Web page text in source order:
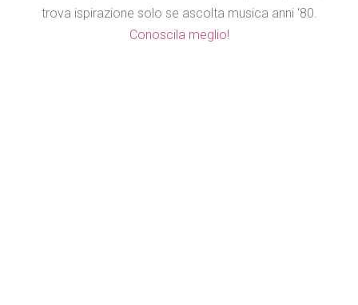
trova ispirazione solo se ascolta musica anni '80.
Conoscila meglio!